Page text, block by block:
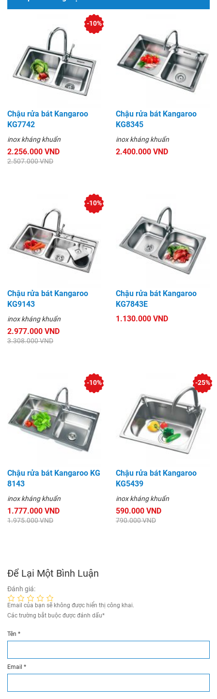
Chậu rửa bát Kangaroo
KG7742
inox kháng khuẩn
2.256.000 VND
2.507.000 VND
-10%
Chậu rửa bát Kangaroo
KG8345
inox kháng khuẩn
2.400.000 VND
Chậu rửa bát Kangaroo
KG9143
inox kháng khuẩn
2.977.000 VND
3.308.000 VND
-10%
Chậu rửa bát Kangaroo
KG7843E
1.130.000 VND
Chậu rửa bát Kangaroo KG
8143
inox kháng khuẩn
1.777.000 VND
1.975.000 VND
-10%
Chậu rửa bát Kangaroo
KG5439
inox kháng khuẩn
590.000 VND
790.000 VND
-25%
Để Lại Một Bình Luận
Đánh giá:
Email của bạn sẽ không được hiển thị công khai.
Các trường bắt buộc được đánh dấu*
Tên *
Email *